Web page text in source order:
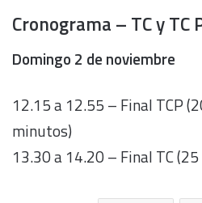
Cronograma – TC y TC
Domingo 2 de noviembre
12.15 a 12.55 – Final TCP
minutos)
13.30 a 14.20 – Final TC